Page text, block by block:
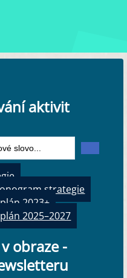
aktivit
strategie
2023+
2025–2027
obraze -